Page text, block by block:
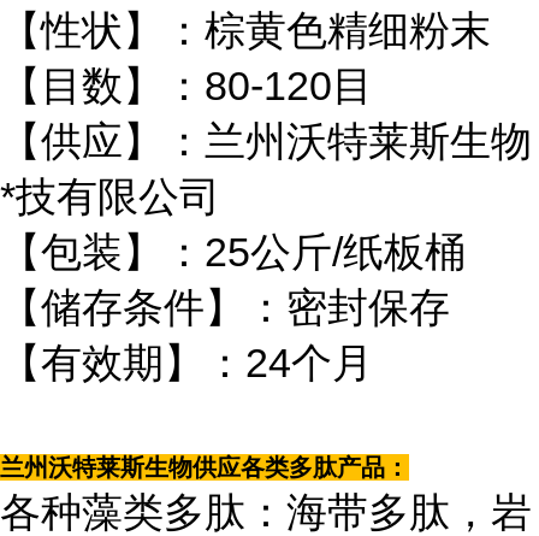
【性状】：棕黄色精细粉末
【目数】：80-120目
【供应】：兰州沃特莱斯生物
*技有限公司
【包装】：25公斤/纸板桶
【储存条件】：密封保存
【有效期】：24个月
兰州沃特莱斯生物供应各类多肽产品：
各种藻类多肽：海带多肽，岩